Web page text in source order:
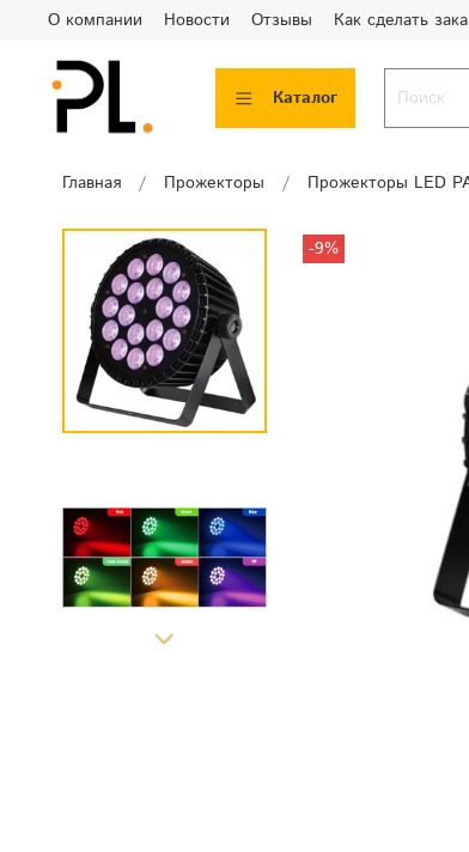
О компании Новости Отзывы Как сделать
Каталог
Главная Прожекторы Прожекторы LED
-9%